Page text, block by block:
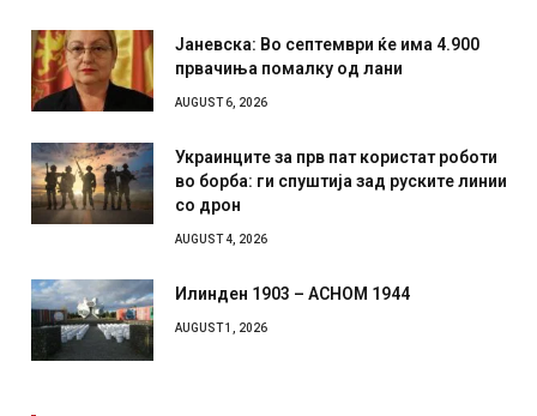
Јаневска: Во септември ќе има 4.900
првачиња помалку од лани
AUGUST 6, 2026
Украинците за прв пат користат роботи
во борба: ги спуштија зад руските линии
со дрон
AUGUST 4, 2026
Илинден 1903 – АСНОМ 1944
AUGUST 1, 2026